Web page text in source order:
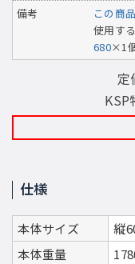
備考
この商
使用す
680×1
定
KSP
仕様
本体サイズ
縦
本体重量